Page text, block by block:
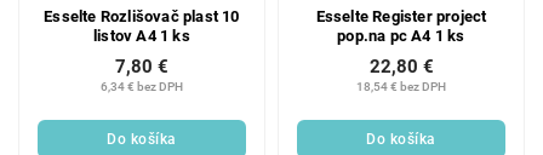
Esselte Rozlišovač plast 10
listov A4 1 ks
6,34 € bez DPH
7,80 €
Do košíka
Esselte Register project
pop.na pc A4 1 ks
18,54 € bez DPH
22,80 €
Do košíka